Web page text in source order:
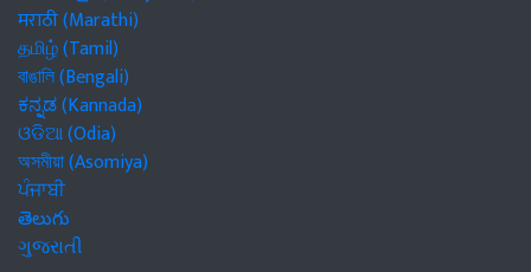
मराठी (Marathi)
தமிழ் (Tamil)
বাঙালি (Bengali)
ಕನ್ನಡ (Kannada)
ଓଡିଆ (Odia)
অসমীয়া (Asomiya)
ਪੰਜਾਬੀ
తెలుగు
ગુજરાતી